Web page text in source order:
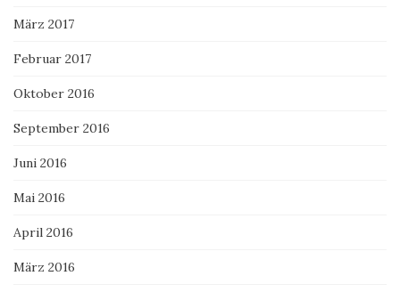
März 2017
Februar 2017
Oktober 2016
September 2016
Juni 2016
Mai 2016
April 2016
März 2016